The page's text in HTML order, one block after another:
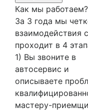
Как мы работаем?
За 3 года мы
взаимодействия
проходит в 4
1) Вы звоните в
автосервис и
описываете
мастеру-